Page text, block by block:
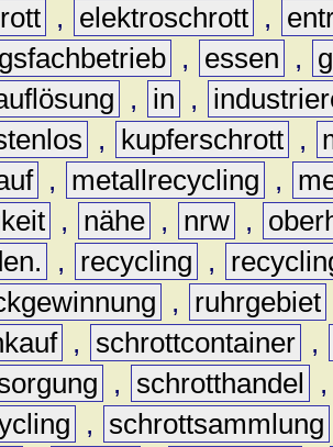
, elektroschrott ,
, essen ,
, in ,
, kupferschrott ,
, metallrecycling ,
, nähe , nrw ,
, recycling ,
, ruhrgebiet
, schrottcontainer ,
, schrotthandel
, schrottsammlung